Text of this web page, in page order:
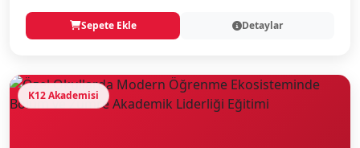
Sepete Ekle Detaylar
K12 Akademisi